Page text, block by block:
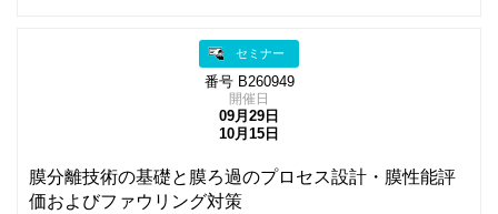
セミナー
番号 B260949
開催日
09月29日
10月15日
膜分離技術の基礎と膜ろ過のプロセス設計・膜性能評
価およびファウリング対策